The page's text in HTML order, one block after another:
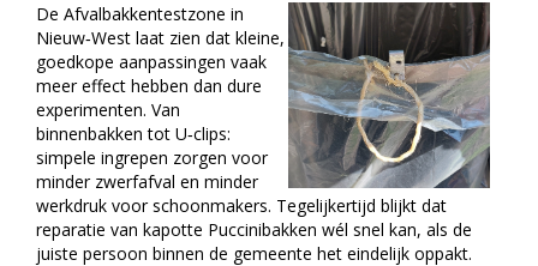
De Afvalbakkentestzone in
Nieuw‑West laat zien dat kleine,
goedkope aanpassingen vaak
meer effect hebben dan dure
experimenten. Van
binnenbakken tot U‑clips:
simpele ingrepen zorgen voor
minder zwerfafval en minder
werkdruk voor schoonmakers. Tegelijkertijd blijkt dat
reparatie van kapotte Puccinibakken wél snel kan, als de
juiste persoon binnen de gemeente het eindelijk oppakt.